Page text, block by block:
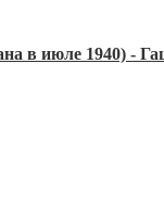
в июле 1940) -